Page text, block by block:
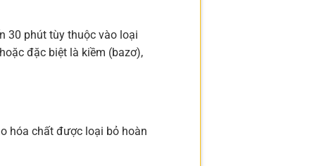
30 phút tùy thuộc vào loại
đặc biệt là kiềm (bazơ),
hóa chất được loại bỏ hoàn